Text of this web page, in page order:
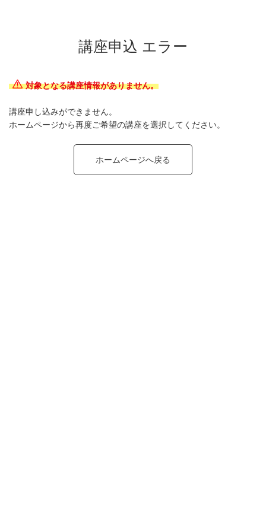
講座申込 エラー
対象となる講座情報がありません。
講座申し込みができません。
ホームページから再度ご希望の講座を選択してください。
ホームページへ戻る